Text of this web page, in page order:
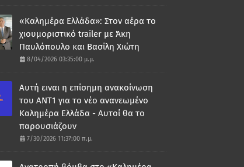
«Καλημέρα Ελλάδα»: Στον αέρα το
χιουμοριστικό trailer με Άκη
Παυλόπουλο και Βασίλη Χιώτη
8/04/2026 03:35:00 μ.μ.
Αυτή ειναι η επίσημη ανακοίνωση
του ΑΝΤ1 για το νέο ανανεωμένο
Καλημέρα Ελλάδα - Αυτοί θα το
παρουσιάζουν
7/30/2026 11:37:00 π.μ.